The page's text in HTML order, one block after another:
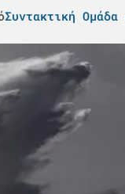
Συντακτική